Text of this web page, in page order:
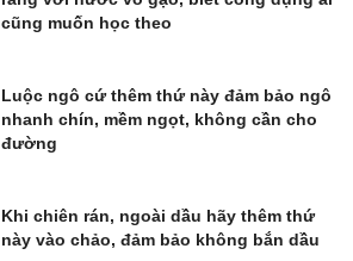
cũng muốn học theo
Luộc ngô cứ thêm thứ này đảm bảo ngô
nhanh chín, mềm ngọt, không cần cho
đường
Khi chiên rán, ngoài dầu hãy thêm thứ
này vào chảo, đảm bảo không bắn dầu